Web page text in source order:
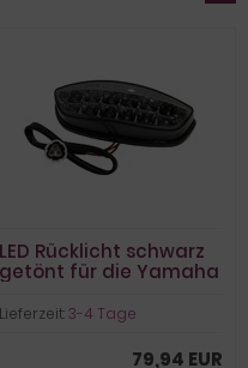
LED Rücklicht schwarz
getönt für die Yamaha
Lieferzeit:3-4 Tage
79,94 EUR